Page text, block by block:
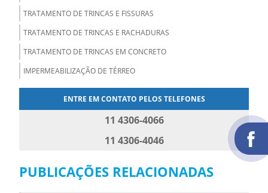
TRATAMENTO DE TRINCAS E FISSURAS
TRATAMENTO DE TRINCAS E RACHADURAS
TRATAMENTO DE TRINCAS EM CONCRETO
IMPERMEABILIZAÇÃO DE TÉRREO
ENTRE EM CONTATO PELOS TELEFONES
11 4306-4066
11 4306-4046
PUBLICAÇÕES RELACIONADAS